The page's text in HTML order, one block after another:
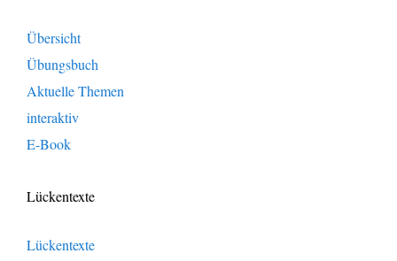
Übersicht
Übungsbuch
Aktuelle Themen
interaktiv
E-Book
Lückentexte
Lückentexte